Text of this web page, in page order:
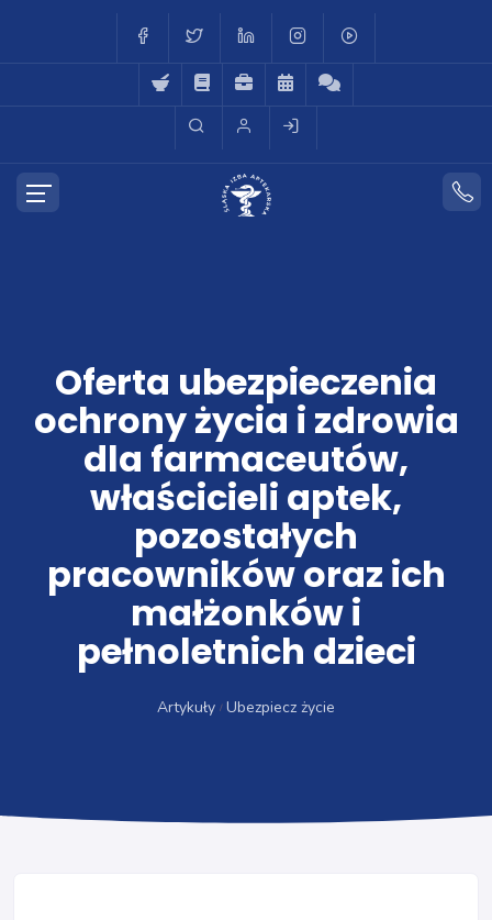
Oferta ubezpieczenia
ochrony życia i zdrowia
dla farmaceutów,
właścicieli aptek,
pozostałych
pracowników oraz ich
małżonków i
pełnoletnich dzieci
Artykuły Ubezpiecz życie